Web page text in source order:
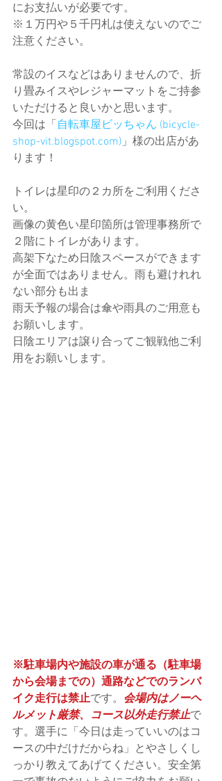
にお支払いが必要です。
※１万円や５千円札は使えないのでご
注意ください。
常設のイスなどはありませんので、折
り畳みイスやレジャーマットをご持参
いただけると良いかと思います。
今回は「 自転車屋ビッちゃん (bicycle-
shop-vit.blogspot.com)」様の出店があ
ります！
トイレは星印の２カ所をご利用くださ
い。
画像の黄色い星印箇所は管理事務所で
２階にトイレがあります。
高架下なため日陰スペースができます
が全面ではありません。雨も避けれれ
ない部分も出ま
雨天予報の場合は傘や雨具のご用意も
お願いします。
日陰エリアは譲り合ってご観戦他ご利
用をお願いします。
※駐車場内や施設の車が通る（駐車場
から会場までの）通路などでのランバ
イク走行は禁止です。 会場内はノーヘ
ルメット厳禁、コース以外走行禁止で
す。選手に「今日は走っていいのはコ
ースの中だけだからね」とやさしくし
っかり教えてあげてください。安全第